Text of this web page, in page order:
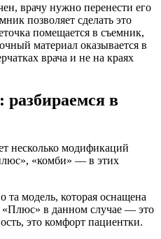
врачу нужно перенести его
позволяет сделать это
помещается в съемник,
материал оказывается в
врача и не на краях
разбираемся в
несколько модификаций
«комби» — в этих
модель, которая оснащена
в данном случае — это
это комфорт пациентки.